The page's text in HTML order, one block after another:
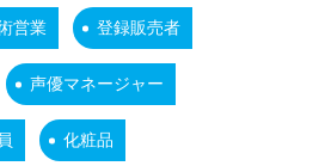
営業 登録販売者
声優マネージャー
化粧品